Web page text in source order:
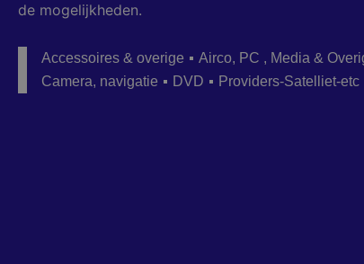
de mogelijkheden.
Accessoires & overige Airco, PC , Media &
Camera, navigatie
DVD Providers-Satelliet-etc